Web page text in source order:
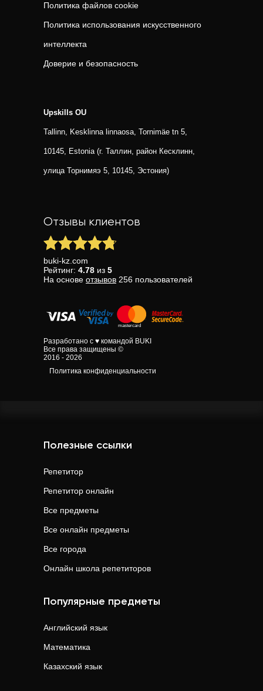
Политика файлов cookie
Политика использования искусственного
интеллекта
Доверие и безопасность
Upskills OU
Tallinn, Kesklinna linnaosa, Tornimäe tn 5,
10145, Estonia (г. Таллин, район Кесклинн,
улица Торнимяэ 5, 10145, Эстония)
Отзывы клиентов
buki-kz.com
Рейтинг: 4.78 из 5
На основе отзывов 256 пользователей
Разработано с ♥ командой BUKI
Все права защищены ©
2016 - 2026
Политика конфиденциальности
Полезные ссылки
Репетитор
Репетитор онлайн
Все предметы
Все онлайн предметы
Все города
Онлайн школа репетиторов
Популярные предметы
Английский язык
Математика
Казахский язык